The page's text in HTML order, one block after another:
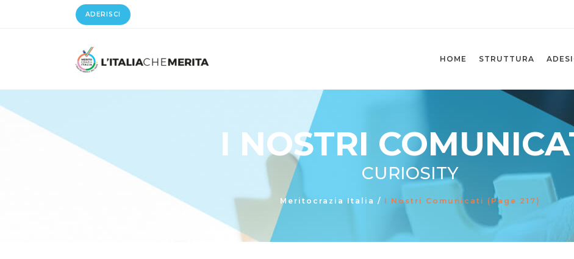
ADERISCI
HOME STRUTTURA
I NOSTRI
CURIOSITY
Meritocrazia Italia / I Nostri Comunicati (Page 217)